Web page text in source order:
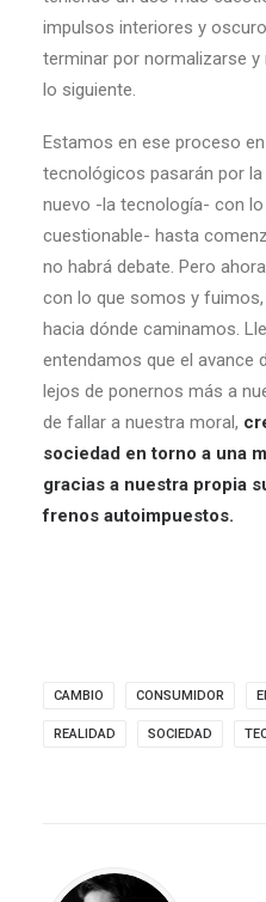
impulsos interiores y
terminar por normalizarse
lo siguiente.
Estamos en ese proceso
tecnológicos pasarán por
nuevo -la tecnología- con
cuestionable- hasta
no habrá debate. Pero
con lo que somos y
hacia dónde caminamos.
entendamos que el avance
lejos de ponernos más a
de fallar a nuestra moral,
sociedad en torno a una
gracias a nuestra propia
frenos autoimpuestos.
CAMBIO CONSUMIDOR
REALIDAD SOCIEDAD